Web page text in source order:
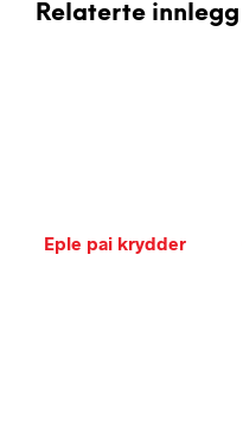
Relaterte innlegg
Eple pai krydder